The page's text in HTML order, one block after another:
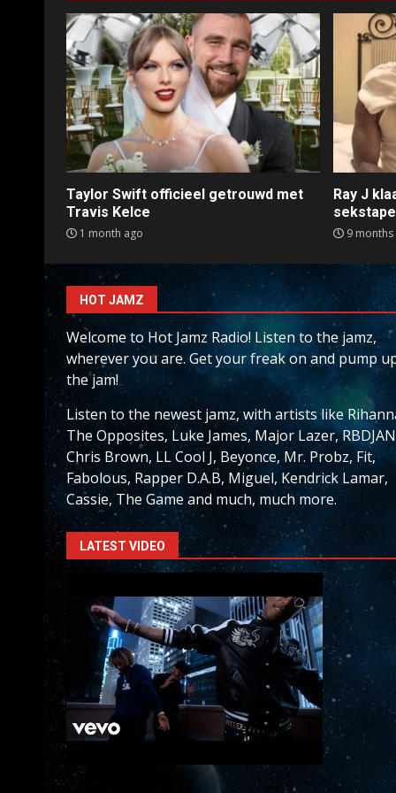
Taylor Swift officieel getrouwd met
Travis Kelce
1 month ago
Ray J
sekstape
9 months
HOT JAMZ
Welcome to Hot Jamz Radio! Listen to the jamz,
wherever you are. Get your freak on and pump
the jam!
Listen to the newest jamz, with artists like
The Opposites, Luke James, Major Lazer,
Chris Brown, LL Cool J, Beyonce, Mr. Probz, Fit,
Fabolous, Rapper D.A.B, Miguel, Kendrick Lamar,
Cassie, The Game and much, much more.
LATEST VIDEO